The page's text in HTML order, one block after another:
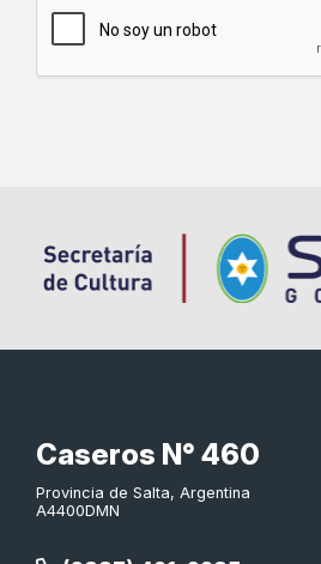
Caseros N° 460
Provincia de Salta, Argentina
A4400DMN